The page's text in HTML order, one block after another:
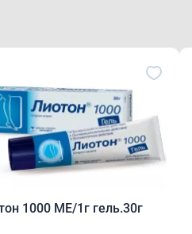
1000 МЕ/1г гель.30г